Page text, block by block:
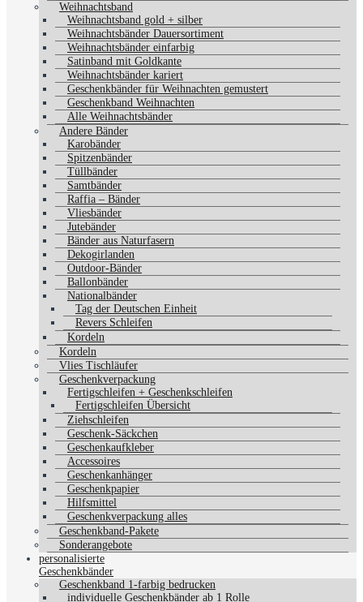
Weihnachtsband
Weihnachtsband gold + silber
Weihnachtsbänder Dauersortiment
Weihnachtsbänder einfarbig
Satinband mit Goldkante
Weihnachtsbänder kariert
Geschenkbänder für Weihnachten gemustert
Geschenkband Weihnachten
Alle Weihnachtsbänder
Andere Bänder
Karobänder
Spitzenbänder
Tüllbänder
Samtbänder
Raffia – Bänder
Vliesbänder
Jutebänder
Bänder aus Naturfasern
Dekogirlanden
Outdoor-Bänder
Ballonbänder
Nationalbänder
Tag der Deutschen Einheit
Revers Schleifen
Kordeln
Kordeln
Vlies Tischläufer
Geschenkverpackung
Fertigschleifen + Geschenkschleifen
Fertigschleifen Übersicht
Ziehschleifen
Geschenk-Säckchen
Geschenkaufkleber
Accessoires
Geschenkanhänger
Geschenkpapier
Hilfsmittel
Geschenkverpackung alles
Geschenkband-Pakete
Sonderangebote
personalisierte
Geschenkbänder
Geschenkband 1-farbig bedrucken
individuelle Geschenkbänder ab 1 Rolle